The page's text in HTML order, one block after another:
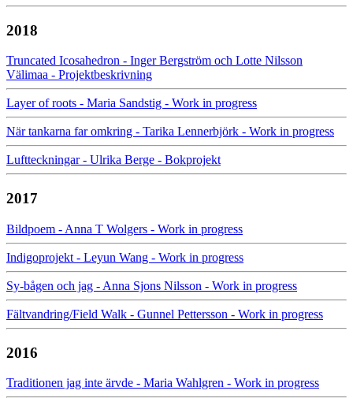
2018
Truncated Icosahedron - Inger Bergström och Lotte Nilsson
Välimaa - Projektbeskrivning
Layer of roots - Maria Sandstig - Work in progress
När tankarna far omkring - Tarika Lennerbjörk - Work in progress
Luftteckningar - Ulrika Berge - Bokprojekt
2017
Bildpoem - Anna T Wolgers - Work in progress
Indigoprojekt - Leyun Wang - Work in progress
Sy-bågen och jag - Anna Sjons Nilsson - Work in progress
Fältvandring/Field Walk - Gunnel Pettersson - Work in progress
2016
Traditionen jag inte ärvde - Maria Wahlgren - Work in progress